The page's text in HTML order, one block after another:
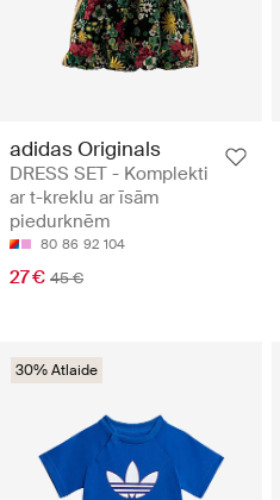
adidas Originals
DRESS SET - Komplekti
ar t-kreklu ar īsām
piedurknēm
80 86 92 104
27 € 45 €
30% Atlaide